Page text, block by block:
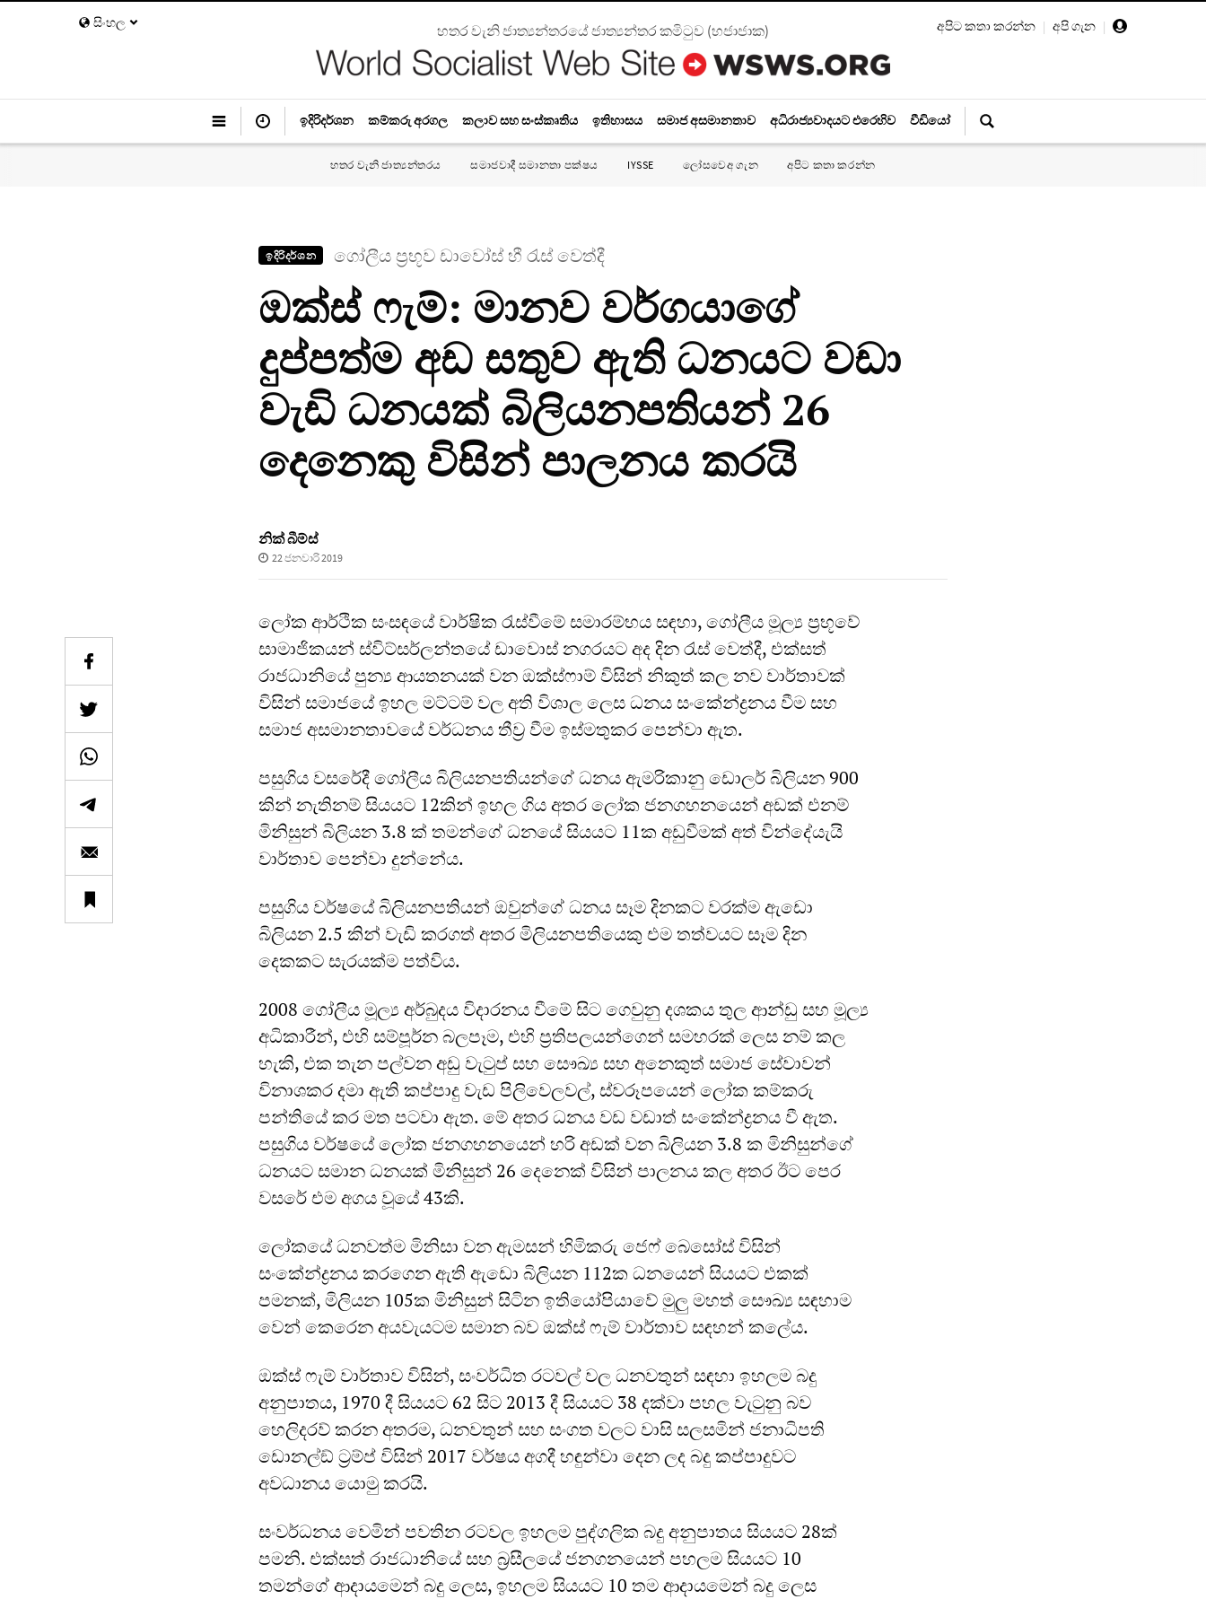
සිංහල අපිට කතා කරන්න | අපි ගැන |
හතර වැනි ජාත්‍යන්තරයේ ජාත්‍යන්තර කමිටුව (හජාජාක)
ඉදිරිදර්ශන කම්කරු අරගල කලාව සහ සංස්කෘතිය ඉතිහාසය සමාජ අසමානතාව අධිරාජ්‍යවාදයට එරෙහිව වීඩියෝ
හතර වැනි ජාත්‍යන්තරය සමාජවාදී සමානතා පක්ෂය IYSSE ලෝසවෙඅ ගැන අපිට කතා කරන්න
ඉදිරිදර්ශන ගෝලීය ප්‍රභූව ඩාවෝස් හී රැස් වෙත්දී
ඔක්ස් ෆැම්: මානව වර්ගයාගේ
දුප්පත්ම අඩ සතුව ඇති ධනයට වඩා
වැඩි ධනයක් බිලියනපතියන් 26
දෙනෙකු විසින් පාලනය කරයි
නික් බීම්ස්
22 ජනවාරි 2019
ලෝක ආර්ථික සංසඳයේ වාර්ෂික රැස්වීමේ සමාරම්භය සඳහා, ගෝලීය මූල්‍ය ප්‍රභූවේ
සාමාජිකයන් ස්විට්සර්ලන්තයේ ඩාවොස් නගරයට අද දින රැස් වෙත්දී, එක්සත්
රාජධානියේ පුන්‍ය ආයතනයක් වන ඔක්ස්ෆාම් විසින් නිකුත් කල නව වාර්තාවක්
විසින් සමාජයේ ඉහල මට්ටම් වල අති විශාල ලෙස ධනය සංකේන්ද්‍රනය වීම සහ
සමාජ අසමානතාවයේ වර්ධනය තීව්‍ර වීම ඉස්මතුකර පෙන්වා ඇත.
පසුගිය වසරේදී ගෝලීය බිලියනපතියන්ගේ ධනය ඇමරිකානු ඩොලර් බිලියන 900
කින් නැතිනම් සියයට 12කින් ඉහල ගිය අතර ලෝක ජනගහනයෙන් අඩක් එනම්
මිනිසුන් බිලියන 3.8 ක් තමන්ගේ ධනයේ සියයට 11ක අඩුවීමක් අත් වින්දේයැයි
වාර්තාව පෙන්වා දුන්නේය.
පසුගිය වර්ෂයේ බිලියනපතියන් ඔවුන්ගේ ධනය සෑම දිනකට වරක්ම ඇඩො
බිලියන 2.5 කින් වැඩි කරගත් අතර මිලියනපතියෙකු එම තත්වයට සෑම දින
දෙකකට සැරයක්ම පත්විය.
2008 ගෝලීය මූල්‍ය අර්බුදය විදාරනය වීමේ සිට ගෙවුනු දශකය තුල ආන්ඩු සහ මූල්‍ය
අධිකාරීන්, එහි සම්පූර්න බලපෑම, එහි ප්‍රතිපලයන්ගෙන් සමහරක් ලෙස නම් කල
හැකි, එක තැන පල්වන අඩු වැටුප් සහ සෞඛ්‍ය සහ අනෙකුත් සමාජ සේවාවන්
විනාශකර දමා ඇති කප්පාදු වැඩ පිලිවෙලවල්, ස්වරූපයෙන් ලෝක කම්කරු
පන්තියේ කර මත පටවා ඇත. මේ අතර ධනය වඩ වඩාත් සංකේන්ද්‍රනය වී ඇත.
පසුගිය වර්ෂයේ ලෝක ජනගහනයෙන් හරි අඩක් වන බිලියන 3.8 ක මිනිසුන්ගේ
ධනයට සමාන ධනයක් මිනිසුන් 26 දෙනෙක් විසින් පාලනය කල අතර ඊට පෙර
වසරේ එම අගය වූයේ 43කි.
ලෝකයේ ධනවත්ම මිනිසා වන ඇමසන් හිමිකරු ජෙෆ් බෙසෝස් විසින්
සංකේන්ද්‍රනය කරගෙන ඇති ඇඩො බිලියන 112ක ධනයෙන් සියයට එකක්
පමනක්, මිලියන 105ක මිනිසුන් සිටින ඉතියෝපියාවේ මුලු මහත් සෞඛ්‍ය සඳහාම
වෙන් කෙරෙන අයවැයටම සමාන බව ඔක්ස් ෆැම් වාර්තාව සඳහන් කලේය.
ඔක්ස් ෆැම් වාර්තාව විසින්, සංවර්ධිත රටවල් වල ධනවතුන් සඳහා ඉහලම බදු
අනුපාතය, 1970 දී සියයට 62 සිට 2013 දී සියයට 38 දක්වා පහල වැටුනු බව
හෙලිදරව් කරන අතරම, ධනවතුන් සහ සංගත වලට වාසි සලසමින් ජනාධිපති
ඩොනල්ඞ් ට්‍රම්ප් විසින් 2017 වර්ෂය අගදී හඳුන්වා දෙන ලද බදු කප්පාදුවට
අවධානය යොමු කරයි.
සංවර්ධනය වෙමින් පවතින රටවල ඉහලම පුද්ගලික බදු අනුපාතය සියයට 28ක්
පමනි. එක්සත් රාජධානියේ සහ බ්‍රසීලයේ ජනගනයෙන් පහලම සියයට 10
තමන්ගේ ආදායමෙන් බදු ලෙස, ඉහලම සියයට 10 තම ආදායමෙන් බදු ලෙස